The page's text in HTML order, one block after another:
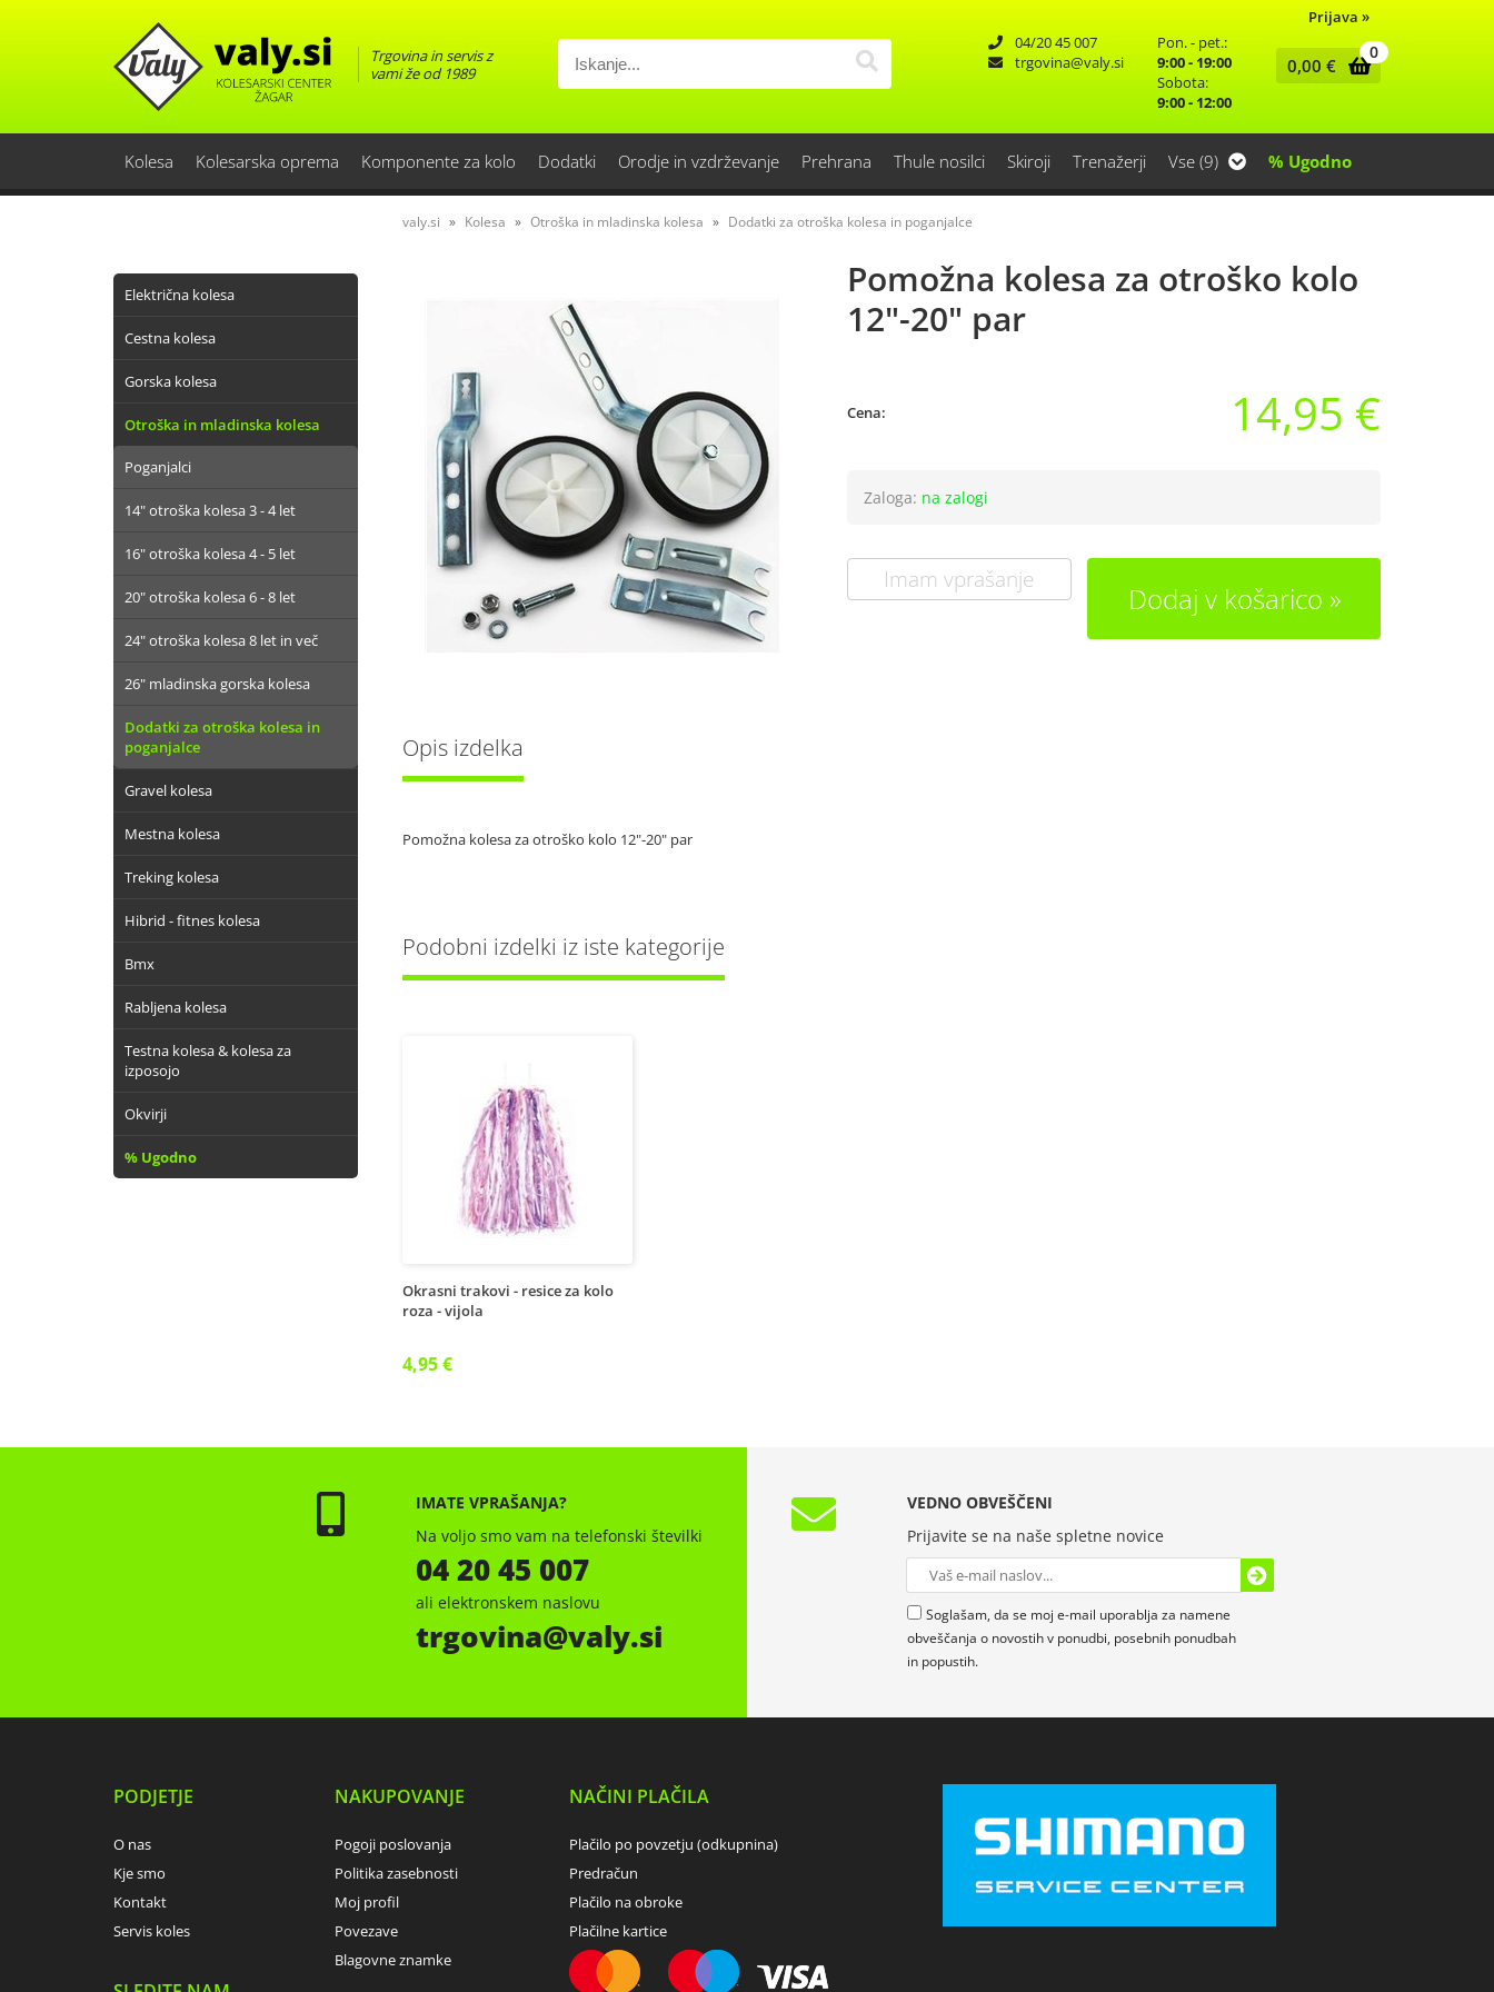
Prijava »
Trgovina in servis z
vami že od 1989
04/20 45 007
trgovina
valy.si
Pon. - pet.:
9:00 - 19:00
Sobota:
9:00 - 12:00
0
0,00 €
Kolesa Kolesarska oprema Komponente za kolo Dodatki Orodje in vzdrževanje Prehrana Thule nosilci Skiroji Trenažerji Vse (9) % Ugodno
Električna kolesa
Cestna kolesa
Gorska kolesa
Otroška in mladinska kolesa
Poganjalci
14" otroška kolesa 3 - 4 let
16" otroška kolesa 4 - 5 let
20" otroška kolesa 6 - 8 let
24" otroška kolesa 8 let in več
26" mladinska gorska kolesa
Dodatki za otroška kolesa in
poganjalce
Gravel kolesa
Mestna kolesa
Treking kolesa
Hibrid - fitnes kolesa
Bmx
Rabljena kolesa
Testna kolesa & kolesa za
izposojo
Okvirji
% Ugodno
valy.si Kolesa Otroška in mladinska kolesa Dodatki za otroška kolesa in poganjalce
Pomožna kolesa za otroško kolo
12"-20" par
Cena: 14,95 €
Zaloga: na zalogi
Imam vprašanje
Dodaj v košarico
Opis izdelka
Pomožna kolesa za otroško kolo 12"-20" par
Podobni izdelki iz iste kategorije
Okrasni trakovi - resice za kolo
roza - vijola
4,95 €
IMATE VPRAŠANJA?
Na voljo smo vam na telefonski številki
04 20 45 007
ali elektronskem naslovu
trgovina valy.si
VEDNO OBVEŠČENI
Prijavite se na naše spletne novice
Soglašam, da se moj e-mail uporablja za namene
obveščanja o novostih v ponudbi, posebnih ponudbah
in popustih.
PODJETJE
O nas
Kje smo
Kontakt
Servis koles
NAKUPOVANJE
Pogoji poslovanja
Politika zasebnosti
Moj profil
Povezave
Blagovne znamke
NAČINI PLAČILA
Plačilo po povzetju (odkupnina)
Predračun
Plačilo na obroke
Plačilne kartice